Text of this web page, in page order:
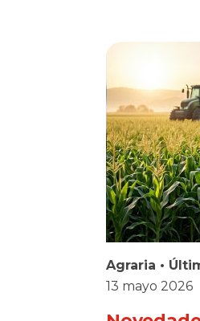
Agraria •
13 mayo 2026